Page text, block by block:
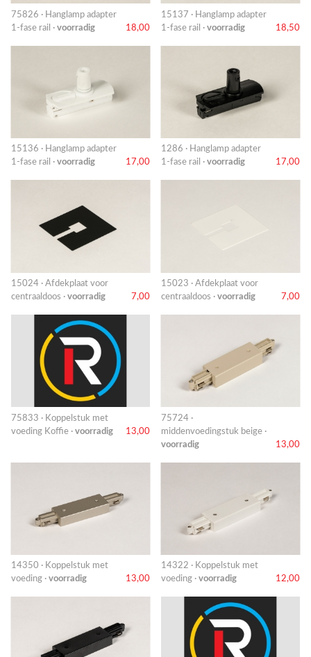
75826 · Hanglamp adapter
1-fase rail · voorradig 18,00
15137 · Hanglamp adapter
1-fase rail · voorradig 18,50
15136 · Hanglamp adapter
1-fase rail · voorradig 17,00
1286 · Hanglamp adapter
1-fase rail · voorradig 17,00
15024 · Afdekplaat voor
centraaldoos · voorradig 7,00
15023 · Afdekplaat voor
centraaldoos · voorradig 7,00
75833 · Koppelstuk met
voeding Koffie · voorradig 13,00
75724 ·
middenvoedingstuk beige ·
voorradig
13,00
14350 · Koppelstuk met
voeding · voorradig 13,00
14322 · Koppelstuk met
voeding · voorradig 12,00